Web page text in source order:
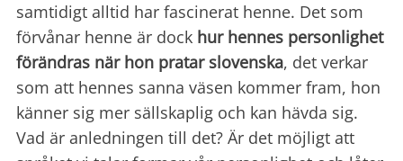
samtidigt alltid har fascinerat henne. Det som
förvånar henne är dock hur hennes personlighet
förändras när hon pratar slovenska, det verkar
som att hennes sanna väsen kommer fram, hon
känner sig mer sällskaplig och kan hävda sig.
Vad är anledningen till det? Är det möjligt att